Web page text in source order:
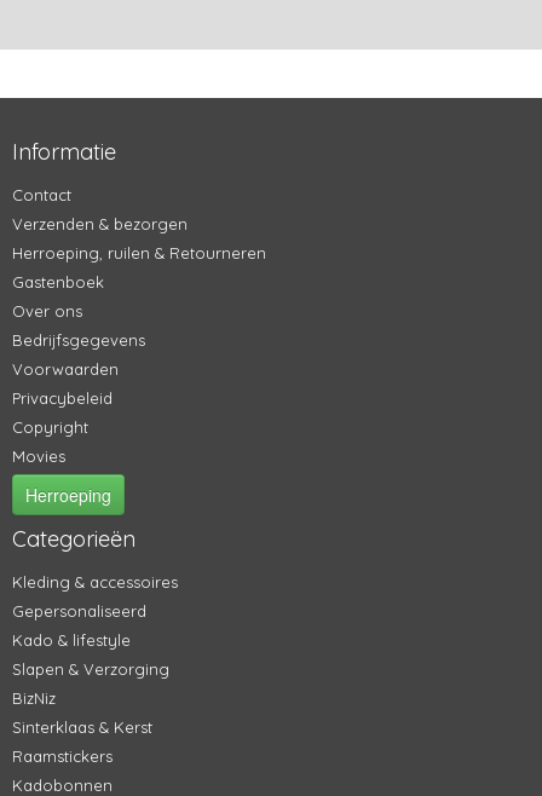
Informatie
Contact
Verzenden & bezorgen
Herroeping, ruilen & Retourneren
Gastenboek
Over ons
Bedrijfsgegevens
Voorwaarden
Privacybeleid
Copyright
Movies
Herroeping
Categorieën
Kleding & accessoires
Gepersonaliseerd
Kado & lifestyle
Slapen & Verzorging
BizNiz
Sinterklaas & Kerst
Raamstickers
Kadobonnen